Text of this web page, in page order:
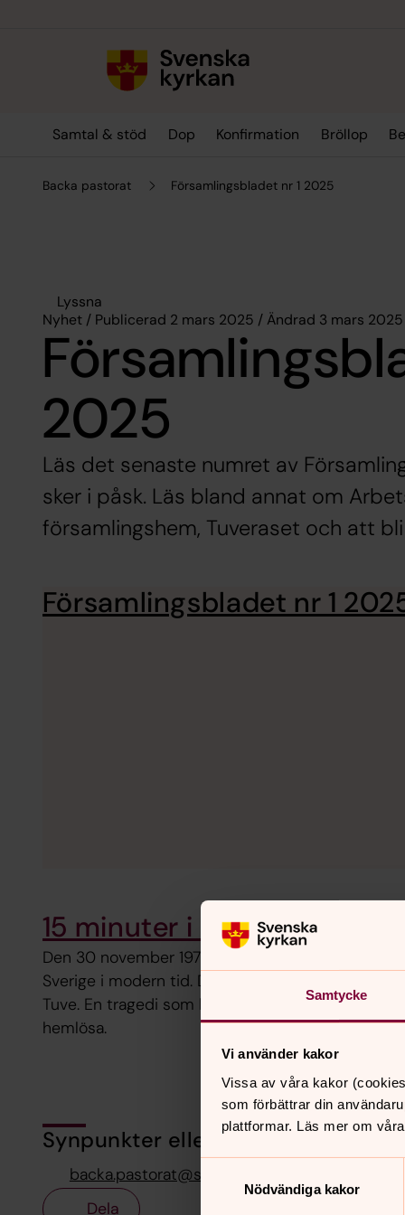
Samtycke
Vi använder kakor
Vissa av våra kakor
som förbättrar din
plattformar. Läs mer om
Nödvändiga kakor
Samtal & stöd Dop Konfirmation Bröllop
Backa pastorat Församlingsbladet nr 1 2025
Lyssna
Nyhet / Publicerad 2 mars 2025 / Ändrad 3 mars 2025
2025
Läs det senaste numret av
sker i påsk. Läs bland annat om
församlingshem, Tuveraset och att
Församlingsbladet nr 1
15 minuter i soffan: Avsnitt 14
Den 30 november 1977, inträffade en av de
Sverige i modern tid. Det var ett kraftigt
Tuve. En tragedi som krävde nio dödsoffer och
hemlösa.
Synpunkter eller frågor på sidans
backa.pastorat@svenskakyrkan.se
Dela